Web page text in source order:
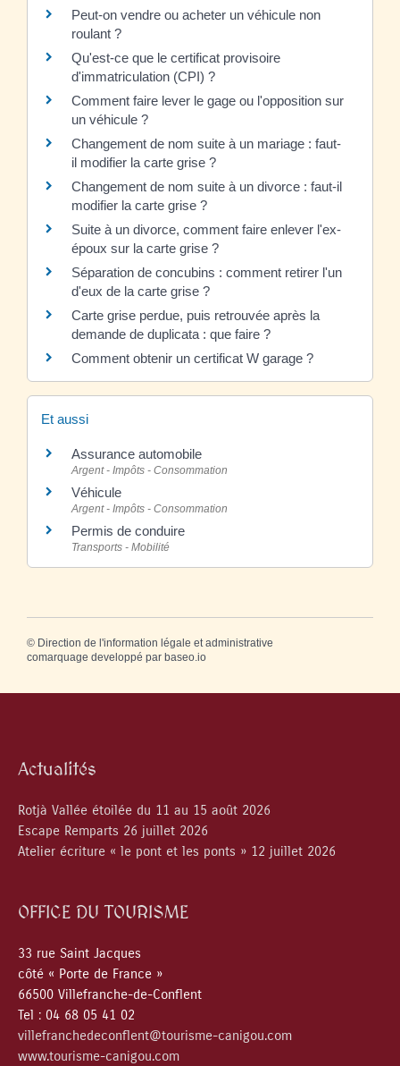
Peut-on vendre ou acheter un véhicule non
roulant ?
Qu'est-ce que le certificat provisoire
d'immatriculation (CPI) ?
Comment faire lever le gage ou l'opposition sur
un véhicule ?
Changement de nom suite à un mariage : faut-
il modifier la carte grise ?
Changement de nom suite à un divorce : faut-il
modifier la carte grise ?
Suite à un divorce, comment faire enlever l'ex-
époux sur la carte grise ?
Séparation de concubins : comment retirer l'un
d'eux de la carte grise ?
Carte grise perdue, puis retrouvée après la
demande de duplicata : que faire ?
Comment obtenir un certificat W garage ?
Et aussi
Assurance automobile
Argent - Impôts - Consommation
Véhicule
Argent - Impôts - Consommation
Permis de conduire
Transports - Mobilité
© Direction de l'information légale et administrative
comarquage developpé par baseo.io
Actualités
Rotjà Vallée étoilée du 11 au 15 août 2026
Escape Remparts 26 juillet 2026
Atelier écriture « le pont et les ponts » 12 juillet 2026
OFFICE DU TOURISME
33 rue Saint Jacques
côté « Porte de France »
66500 Villefranche-de-Conflent
Tel : 04 68 05 41 02
villefranchedeconflent@tourisme-canigou.com
www.tourisme-canigou.com